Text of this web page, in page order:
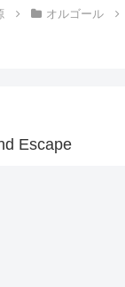
オルゴール
Escape